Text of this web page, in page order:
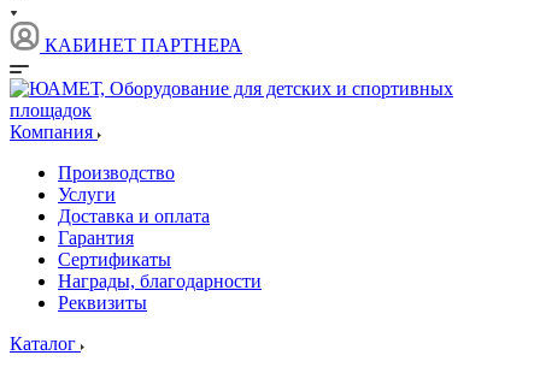
КАБИНЕТ ПАРТНЕРА
Компания
Производство
Услуги
Доставка и оплата
Гарантия
Сертификаты
Награды, благодарности
Реквизиты
Каталог